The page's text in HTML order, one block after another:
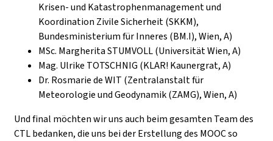
Krisen- und Katastrophenmanagement und
Koordination Zivile Sicherheit (SKKM),
Bundesministerium für Inneres (BM.I), Wien, A)
MSc. Margherita STUMVOLL (Universität Wien, A)
Mag. Ulrike TOTSCHNIG (KLAR! Kaunergrat, A)
Dr. Rosmarie de WIT (Zentralanstalt für
Meteorologie und Geodynamik (ZAMG), Wien, A)
Und final möchten wir uns auch beim gesamten Team des
CTL bedanken, die uns bei der Erstellung des MOOC so